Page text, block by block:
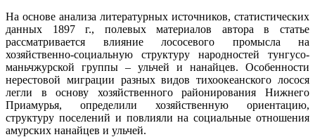
На основе анализа литературных источников, статистических
данных 1897 г., полевых материалов автора в статье
рассматривается влияние лососевого промысла на
хозяйственно-социальную структуру народностей тунгусо-
маньчжурской группы – ульчей и нанайцев. Особенности
нерестовой миграции разных видов тихоокеанского лосося
легли в основу хозяйственного районирования Нижнего
Приамурья, определили хозяйственную ориентацию,
структуру поселений и повлияли на социальные отношения
амурских нанайцев и ульчей.